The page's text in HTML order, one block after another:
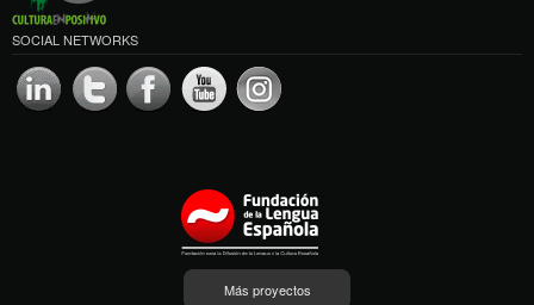
SOCIAL NETWORKS
Más proyectos